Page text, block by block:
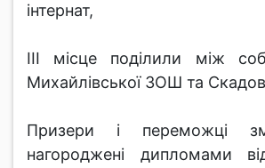
інтернат,
ІІІ місце поділили між
Михайлівської ЗОШ та
Призери і переможці
нагороджені дипломами